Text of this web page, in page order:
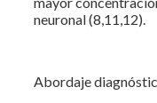
neuronal (8,11,12).
Abordaje